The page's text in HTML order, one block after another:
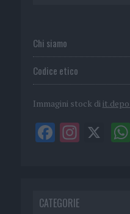
Chi siamo
Codice etico
Immagini stock di
CATEGORIE